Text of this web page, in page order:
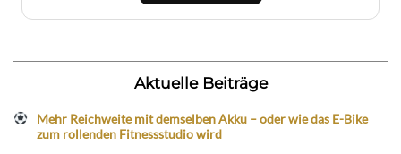
Aktuelle Beiträge
Mehr Reichweite mit demselben Akku – oder wie das E-Bike
zum rollenden Fitnessstudio wird